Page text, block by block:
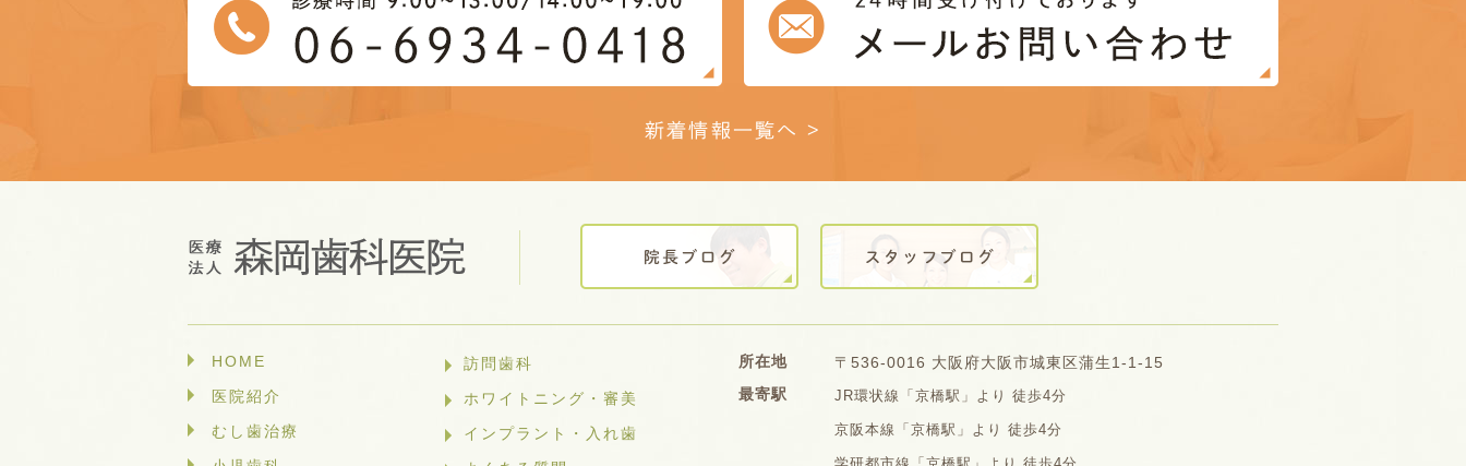
新着情報一覧へ >
HOME
医院紹介
むし歯治療
訪問歯科
ホワイトニング・審美
インプラント・入れ歯
所在地
〒536-0016 大阪府大阪市城東区蒲生1-1-15
最寄駅
JR環状線「京橋駅」より 徒歩4分
京阪本線「京橋駅」より 徒歩4分